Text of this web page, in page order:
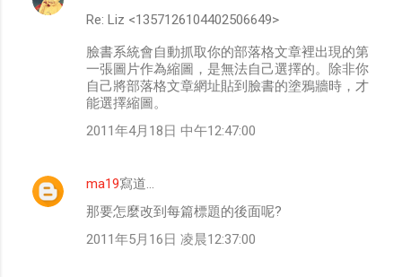
Re: Liz <1357126104402506649>
臉書系統會自動抓取你的部落格文章裡出現的第
一張圖片作為縮圖，是無法自己選擇的。除非你
自己將部落格文章網址貼到臉書的塗鴉牆時，才
能選擇縮圖。
2011年4月18日 中午12:47:00
ma19寫道…
那要怎麼改到每篇標題的後面呢?
2011年5月16日 凌晨12:37:00